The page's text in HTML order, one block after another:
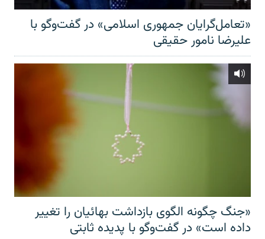
«تعامل‌گرایان جمهوری اسلامی» در گفت‌وگو با
علیرضا نامور حقیقی
«جنگ چگونه الگوی بازداشت بهائیان را تغییر
داده است» در گفت‌وگو با پدیده ثابتی